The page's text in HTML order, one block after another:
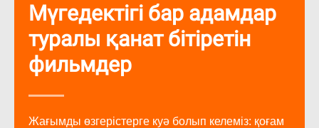
Мүгедектігі бар адамдар
туралы қанат бітіретін
фильмдер
Жағымды өзгерістерге куә болып келеміз: қоғам